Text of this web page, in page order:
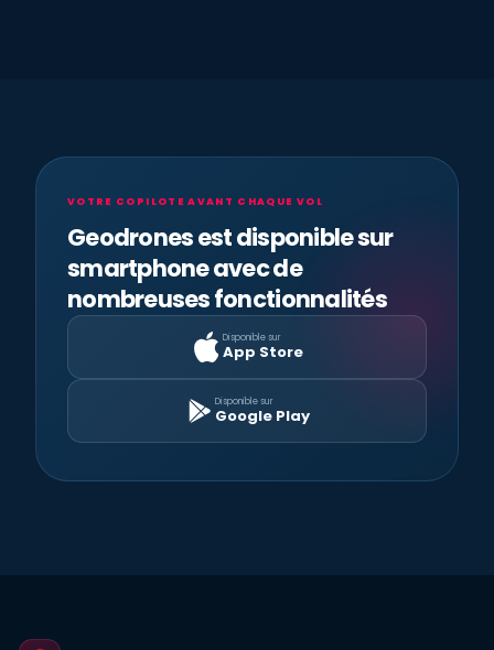
VOTRE COPILOTE AVANT CHAQUE VOL
Geodrones est disponible sur
smartphone avec de
nombreuses fonctionnalités
Disponible sur
App Store
Disponible sur
Google Play